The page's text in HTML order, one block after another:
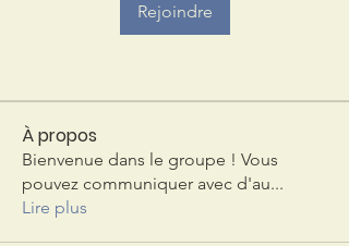
Rejoindre
À propos
Bienvenue dans le groupe ! Vous
pouvez communiquer avec d'au...
Lire plus